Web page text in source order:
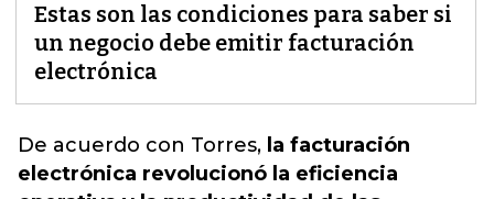
Estas son las condiciones para saber si
un negocio debe emitir facturación
electrónica
De acuerdo con Torres, la facturación
electrónica revolucionó la eficiencia